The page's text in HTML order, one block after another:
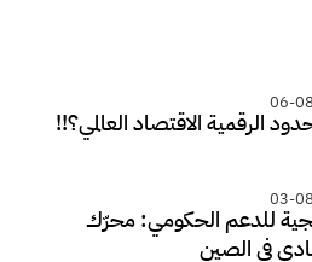
06-
الرقمية الاقتصاد العالمي؟!!
03-
للدعم الحكومي: محرّك
في الصين